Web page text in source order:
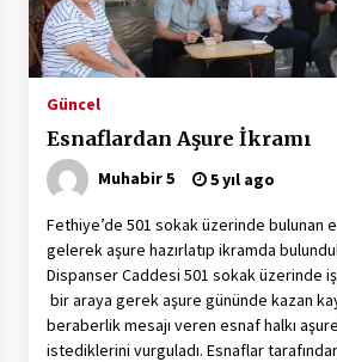
Güncel
Esnaflardan Aşure İkramı
Muhabir 5 5 yıl ago
Fethiye’de 501 sokak üzerinde bulunan
gelerek aşure hazırlatıp ikramda
Dispanser Caddesi 501 sokak üzerinde
bir araya gerek aşure gününde kazan
beraberlik mesajı veren esnaf halkı
istediklerini vurguladı. Esnaflar